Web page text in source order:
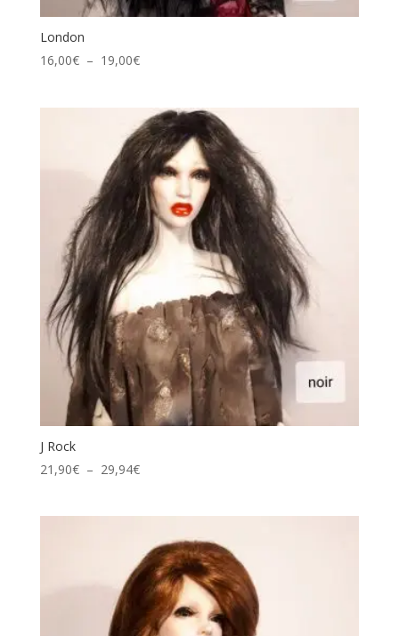
London
16,00€ – 19,00€Plage
16,00€
à
19,00€
J Rock
21,90€ – 29,94€Plage
à
29,94€